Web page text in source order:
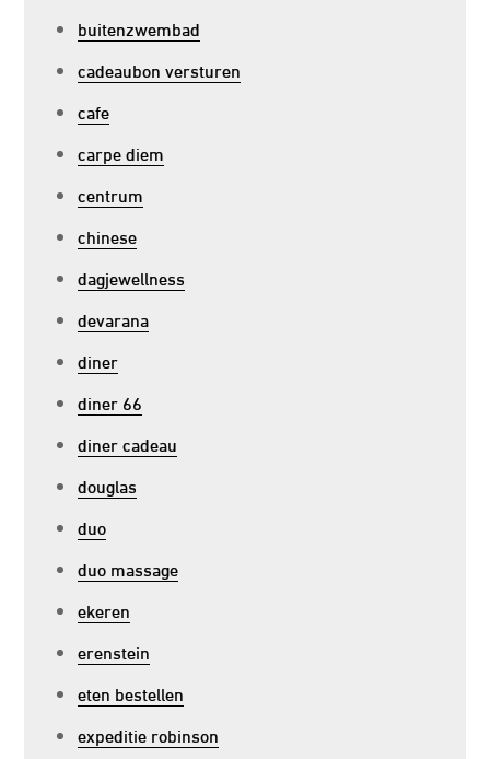
buitenzwembad
cadeaubon versturen
cafe
carpe diem
centrum
chinese
dagjewellness
devarana
diner
diner 66
diner cadeau
douglas
duo
duo massage
ekeren
erenstein
eten bestellen
expeditie robinson